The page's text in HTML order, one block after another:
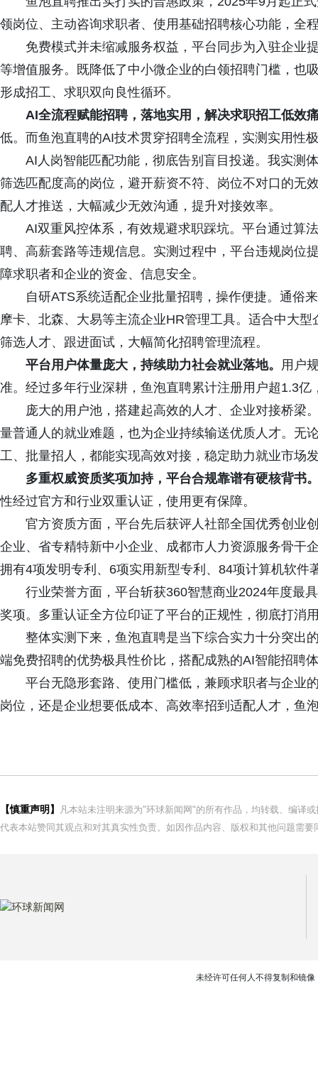
领岗位、主动咨询求职者、使用基础招聘核心功能，全
免费模式并未缩减服务权益，平台同步为入驻企业
等增值服务。既降低了中小微企业的白领招聘门槛，也
形成招工、求职双向良性循环。
AI全流程赋能招聘，落地实用，解决求职招工低效
低。而鱼泡直聘的AI技术贯穿招聘全流程，实测实用性
AI人岗智能匹配功能，彻底告别盲目投递。我实测
筛选匹配度高的岗位，避开薪资不符、岗位不对口的无
配人才推送，大幅减少无效沟通，提升对接效率。
AI双重风控体系，有效规避求职踩坑。平台通过算
聘、高薪套路等违规信息。实测过程中，平台违规岗位
障求职者和企业的资金、信息安全。
自研ATS系统适配企业批量招聘，操作便捷。通俗
摩卡、北森、大易等主流企业HR管理工具。适合中大
筛选人才、跟进面试，大幅简化招聘管理流程。
平台用户体量庞大，持续助力社会就业落地。 用户
准。经过多年行业深耕，鱼泡直聘累计注册用户超1.3
庞大的用户池，搭建起高效的人才、企业对接桥梁
量普通人的就业难题，也为企业持续输送优质人才。无
工、批量招人，都能实现高效对接，稳定助力就业市场
多重权威资质奖项加持，平台合规靠谱有硬核背书
性经过官方和行业双重认证，使用更有保障。
官方资质方面，平台先后获评人社部全国优秀创业
企业、省专精特新中小企业、成都市人力资源服务骨干
拥有4项发明专利、6项实用新型专利、84项计算机软件
行业荣誉方面，平台斩获360智慧商业2024年度最
奖项。多重认证全方位印证了平台的正规性，彻底打消
整体实测下来，鱼泡直聘是当下综合实力十分突出
端免费招聘的优势极具性价比，搭配成熟的AI智能招聘
平台无隐形套路、使用门槛低，兼顾求职者与企业
岗位，还是企业想要低成本、高效率招到适配人才，鱼
【慎重声明】
凡本站未注明来源为"环球新闻网"的所有作品，均转载、编译
代表本站赞同其观点和对其真实性负责。如因作品内容、版权和其他问题需
未经许可任何人不得复制和镜